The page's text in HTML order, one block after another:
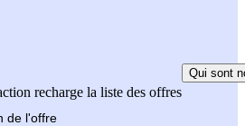
recharge la liste des offres
Qui sont
de l'offre